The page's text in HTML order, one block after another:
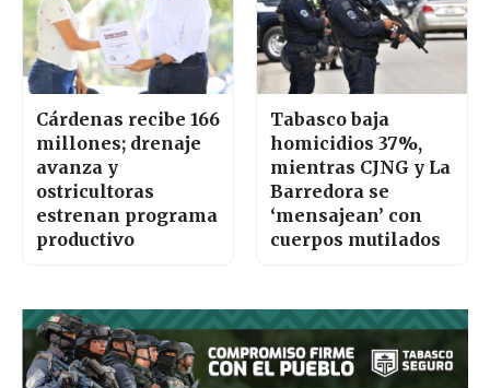
Cárdenas recibe 166
millones; drenaje
avanza y
ostricultoras
estrenan programa
productivo
Tabasco baja
homicidios 37%,
mientras CJNG y La
Barredora se
‘mensajean’ con
cuerpos mutilados